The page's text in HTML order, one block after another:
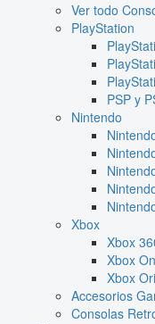
Ver todo
PlayStation
PSP y
Nintendo
Xbox
Xbox
Xbox
Xbox
Accesorios
Consolas